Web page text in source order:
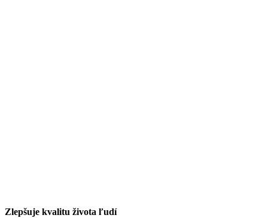
Zlepšuje kvalitu života ľudí